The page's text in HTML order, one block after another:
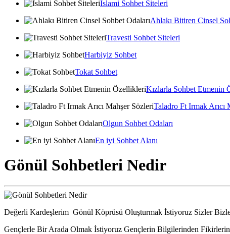
İslami Sohbet Siteleri
Ahlakı Bitiren Cinsel
Travesti Sohbet Siteleri
Harbiyiz Sohbet
Tokat Sohbet
Kızlarla Sohbet Etmenin
Taladro Ft Irmak Arıcı
Olgun Sohbet Odaları
En iyi Sohbet Alanı
Gönül Sohbetleri Nedir
Değerli Kardeşlerim Gönül Köprüsü Oluşturmak İstiyoruz Sizler
Gençlerle Bir Arada Olmak İstiyoruz Gençlerin Bilgilerinden